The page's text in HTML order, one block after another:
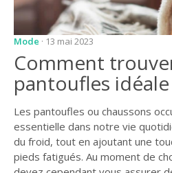
Mode · 13 mai 2023
Comment
pantoufles idéale
Les pantoufles ou chaussons
essentielle dans notre vie
du froid, tout en ajoutant une
pieds fatigués. Au moment de